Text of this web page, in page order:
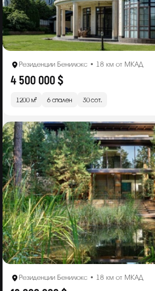
Резиденции Бенилюкс • 18 км от МКАД
4 500 000 $
1200 м² 6 спален 30 сот.
Резиденции Бенилюкс • 18 км от МКАД